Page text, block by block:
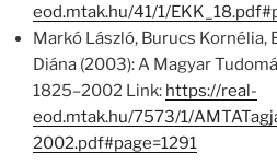
eod.mtak.hu/41/1/
Markó László, Burucs Kornélia,
Diána (2003): A Magyar
1825–2002 Link: https://real-
eod.mtak.hu/7573/1/
2002.pdf#page=1291